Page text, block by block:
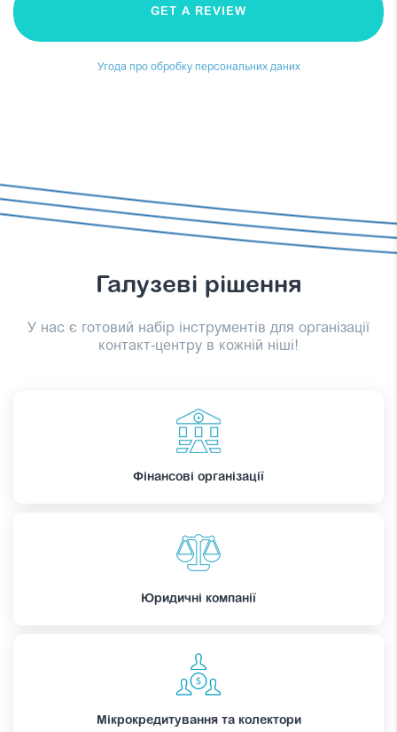
GET A REVIEW
Угода про обробку персональних даних
Галузеві рішення
У нас є готовий набір інструментів для організації
контакт-центру в кожній ніші!
Фінансові організації
Юридичні компанії
Мікрокредитування та колектори